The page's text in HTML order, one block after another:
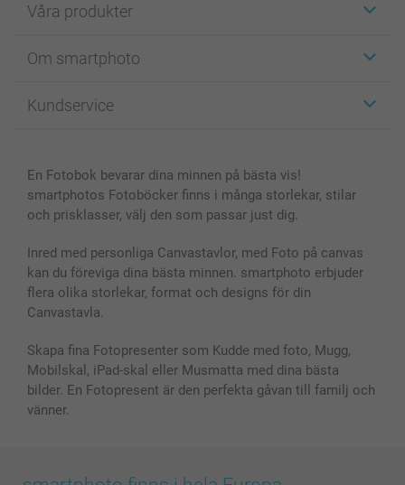
Våra produkter
Fotokort
Fotoböcker
Skal till Mobil & Surfplatta
MyNameBook
Fotoramar & Tillbehör
Presentkort
Alla fotoprodukter
Om smartphoto
För affiliates
Sitemap
Villkor och garantier
Kundservice
smartbonus
Priser & betalning
En Fotobok bevarar dina minnen på bästa vis!
smartphotos Fotoböcker finns i många storlekar, stilar
och prisklasser, välj den som passar just dig.
Inred med personliga Canvastavlor, med Foto på canvas
kan du föreviga dina bästa minnen. smartphoto erbjuder
flera olika storlekar, format och designs för din
Canvastavla.
Skapa fina Fotopresenter som Kudde med foto, Mugg,
Mobilskal, iPad-skal eller Musmatta med dina bästa
bilder. En Fotopresent är den perfekta gåvan till familj och
vänner.